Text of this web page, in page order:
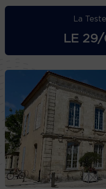
La
LE 29/